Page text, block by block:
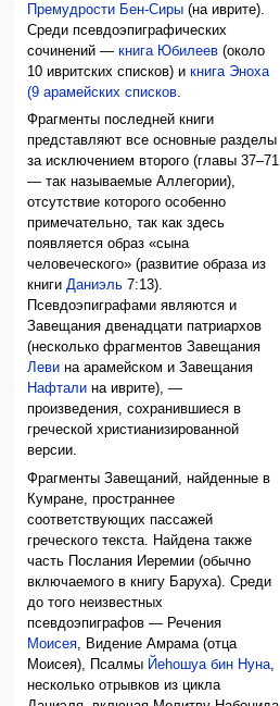
Премудрости Бен-Сиры (на иврите).
Среди псевдоэпиграфических
сочинений —книга Юбилеев (около
10 ивритских списков) икнига Эноха
(9 арамейских списков.
Фрагменты последней книги
представляют все основные разделы
за исключением второго (главы 37–71
— так называемые Аллегории),
отсутствие которого особенно
примечательно, так как здесь
появляется образ «сына
человеческого» (развитие образа из
книгиДаниэль 7:13).
Псевдоэпиграфами являются и
Завещания двенадцати патриархов
(несколько фрагментов Завещания
Леви на арамейском и Завещания
Нафтали на иврите), —
произведения, сохранившиеся в
греческой христианизированной
версии.
Фрагменты Завещаний, найденные в
Кумране, пространнее
соответствующих пассажей
греческого текста. Найдена также
часть Послания Иеремии (обычно
включаемого в книгу Баруха). Среди
до того неизвестных
псевдоэпиграфов — Речения
Моисея , Видение Амрама (отца
Моисея), Псалмы Йеhошуа бин Нуна
несколько отрывков из цикла